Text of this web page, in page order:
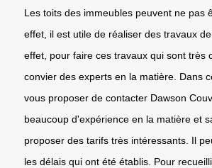
Les toits des immeubles peuvent ne pas
effet, il est utile de réaliser des travaux
effet, pour faire ces travaux qui sont très
convier des experts en la matière. Dans
vous proposer de contacter Dawson
beaucoup d'expérience en la matière et
proposer des tarifs très intéressants. Il
les délais qui ont été établis. Pour